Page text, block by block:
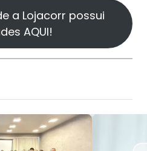
a Lojacorr possui
AQUI!